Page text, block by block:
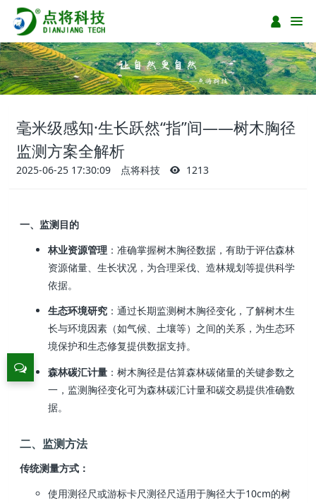
毫米级感知·生长跃然“指”间——树木胸径
监测方案全解析
2025-06-25 17:30:09 点将科技 1213
一、监测目的
林业资源管理 ：准确掌握树木胸径数据，有助于评估森林
资源储量、生长状况，为合理采伐、造林规划等提供科学
依据。
生态环境研究 ：通过长期监测树木胸径变化，了解树木生
长与环境因素（如气候、土壤等）之间的关系，为生态环
境保护和生态修复提供数据支持。
森林碳汇计量 ：树木胸径是估算森林碳储量的关键参数之
一，监测胸径变化可为森林碳汇计量和碳交易提供准确数
据。
二、监测方法
传统测量方式：
使用测径尺或游标卡尺测径尺适用于胸径大于10cm的树